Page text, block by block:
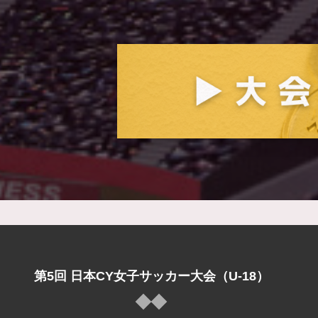
第5回 日本CY女子サッカー大会（U-18）